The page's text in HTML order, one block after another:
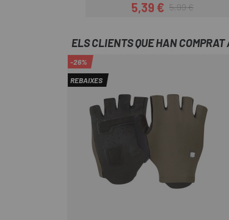
Preu
5,39 €Preu regular
5,99 €
ELS CLIENTS QUE HAN
-26%
REBAIXES